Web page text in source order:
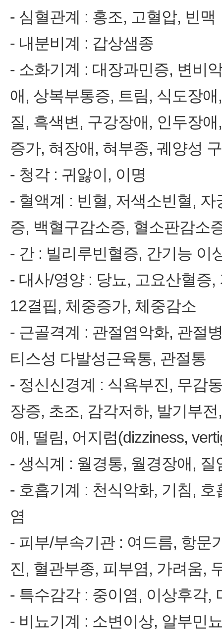
‑ 심혈관계 : 홍조, 고혈압, 빈맥
‑ 내분비계 : 갑상샘종
‑ 소화기계 : 대장과민증, 변비
애, 상복부통증, 트림, 식도장
질, 흑색변, 구강장애, 인두장
증가, 혀장애, 혀부종, 궤양성
‑ 청각 : 귀앓이, 이명
‑ 혈액계 : 빈혈, 저색소빈혈,
증, 백혈구감소증, 혈소판감소
‑ 간 : 빌리루빈혈증, 간기능 이
‑ 대사/영양 : 당뇨, 고요산혈증
12결핍, 체중증가, 체중감소
‑ 근골격계 : 관절염악화, 관절
티스성 다발성근육통, 관절통
‑ 정신신경계 : 식욕부진, 무감
장증, 초조, 감각저하, 발기부
애, 떨림, 어지럼(dizziness,
‑ 생식계 : 월경통, 월경장애, 질
‑ 호흡기계 : 천식악화, 기침,
염
‑ 피부/부속기관 : 여드름, 항
진, 혈관부종, 피부염, 가려움,
‑ 특수감각 : 중이염, 이상후각,
‑ 비뇨기계 : 소변이상, 알부민